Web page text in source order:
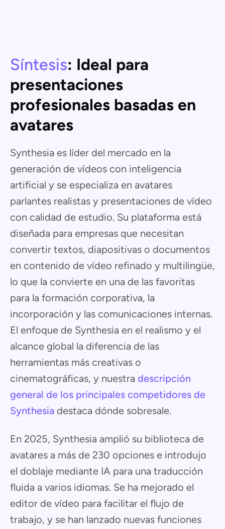
Síntesis: Ideal para
presentaciones
profesionales basadas en
avatares
Synthesia es líder del mercado en la
generación de vídeos con inteligencia
artificial y se especializa en avatares
parlantes realistas y presentaciones de vídeo
con calidad de estudio. Su plataforma está
diseñada para empresas que necesitan
convertir textos, diapositivas o documentos
en contenido de vídeo refinado y multilingüe,
lo que la convierte en una de las favoritas
para la formación corporativa, la
incorporación y las comunicaciones internas.
El enfoque de Synthesia en el realismo y el
alcance global la diferencia de las
herramientas más creativas o
cinematográficas, y nuestra descripción
general de los principales competidores de
Synthesia destaca dónde sobresale.
En 2025, Synthesia amplió su biblioteca de
avatares a más de 230 opciones e introdujo
el doblaje mediante IA para una traducción
fluida a varios idiomas. Se ha mejorado el
editor de vídeo para facilitar el flujo de
trabajo, y se han lanzado nuevas funciones